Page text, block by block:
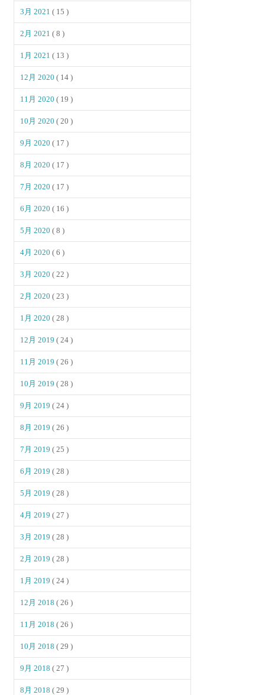
3月 2021( 15 )
2月 2021( 8 )
1月 2021( 13 )
12月 2020( 14 )
11月 2020( 19 )
10月 2020( 20 )
9月 2020( 17 )
8月 2020( 17 )
7月 2020( 17 )
6月 2020( 16 )
5月 2020( 8 )
4月 2020( 6 )
3月 2020( 22 )
2月 2020( 23 )
1月 2020( 28 )
12月 2019( 24 )
11月 2019( 26 )
10月 2019( 28 )
9月 2019( 24 )
8月 2019( 26 )
7月 2019( 25 )
6月 2019( 28 )
5月 2019( 28 )
4月 2019( 27 )
3月 2019( 28 )
2月 2019( 28 )
1月 2019( 24 )
12月 2018( 26 )
11月 2018( 26 )
10月 2018( 29 )
9月 2018( 27 )
8月 2018( 29 )